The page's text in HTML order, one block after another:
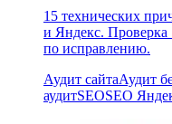
15 технических
и Яндекс. Проверка
по исправлению.
Аудит сайтаАудит
аудитSEOSEO